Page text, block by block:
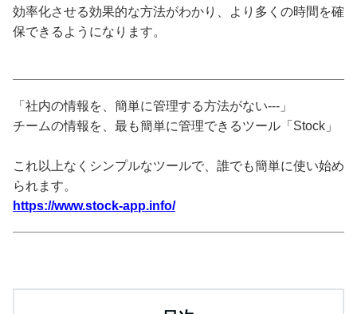
効率化させる効果的な方法がわかり、より多くの時間を確
保できるようになります。
「社内の情報を、簡単に管理する方法がない---」
チームの情報を、最も簡単に管理できるツール「Stock」
これ以上なくシンプルなツールで、誰でも簡単に使い始め
られます。
https://www.stock-app.info/